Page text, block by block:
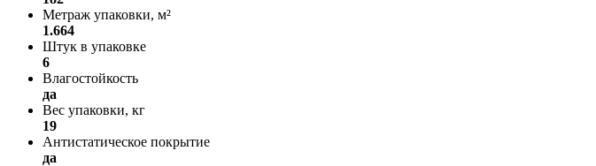
Метраж упаковки, м²
1.664
Штук в упаковке
6
Влагостойкость
да
Вес упаковки, кг
19
Антистатическое покрытие
да